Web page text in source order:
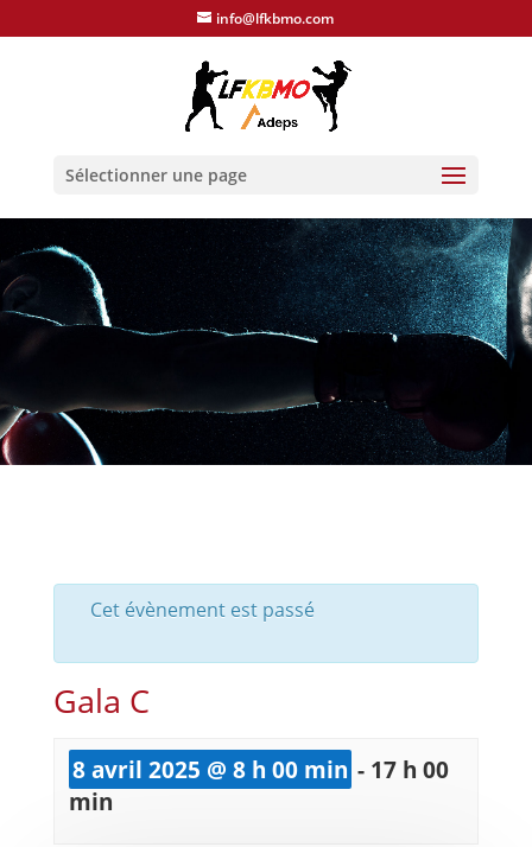
info@lfkbmo.com
Sélectionner une page
Cet évènement est passé
Gala C
8 avril 2025 @ 8 h 00 min - 17 h 00
min